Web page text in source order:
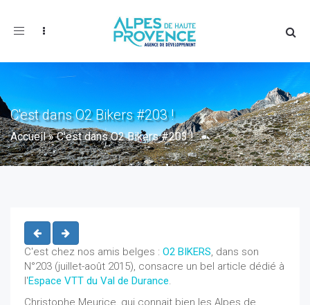
Toggle
C'est dans O2 Bikers #203 !
Accueil»C'est dans O2 Bikers #203 !
C'est chez nos amis belges : O2 BIKERS, dans son
N°203 (juillet-août 2015), consacre un bel article dédié à
l'Espace VTT du Val de Durance.
Christophe Meurice, qui connait bien les Alpes de